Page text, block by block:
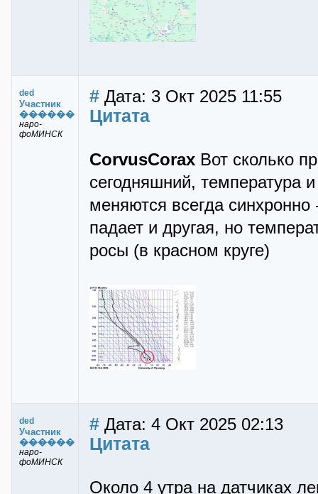
ded
Участник
������
наро-
фоМИНСК
# Дата: 3 Окт 2025 11:55
Цитата
CorvusCorax Вот сколько
сегодняшний, температура
меняются всегда синхронно
падает и другая, но
росы (в красном круге)
ded
Участник
������
наро-
фоМИНСК
# Дата: 4 Окт 2025 02:13
Цитата
Около 4 утра на датчиках